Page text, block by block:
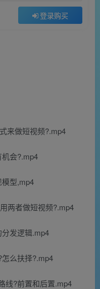
登录购买
来做短视频?.mp4
会?.mp4
型,mp4
两者做短视频?.mp4
发逻辑.mp4
么扶择?.mp4
线?前置和后置.mp4